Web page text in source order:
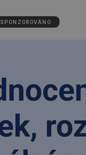
SPONZOROVÁNO